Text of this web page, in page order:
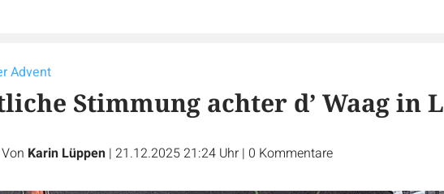
Advent
Stimmung achter d’ Waag in
Von Karin Lüppen | 21.12.2025 21:24 Uhr | 0 Kommentare